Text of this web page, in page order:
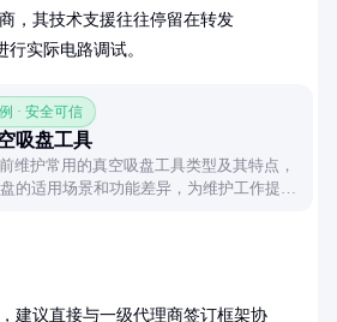
，其技术支援往往停留在转发
行实际电路调试。
· 安全可信
吸盘工具
维护常用的真空吸盘工具类型及其特点，
的适用场景和功能差异，为维护工作提供
建议直接与一级代理商签订框架协